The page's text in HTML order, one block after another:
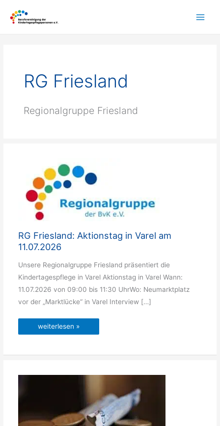
Inhalt
RG Friesland
Regionalgruppe Friesland
RG Friesland: Aktionstag in Varel am
11.07.2026
Unsere Regionalgruppe Friesland präsentiert die
Kindertagespflege in Varel Aktionstag in Varel Wann:
11.07.2026 von 09:00 bis 11:30 UhrWo: Neumarktplatz
vor der „Marktlücke“ in Varel Interview […]
RG
am
weiterlesen »